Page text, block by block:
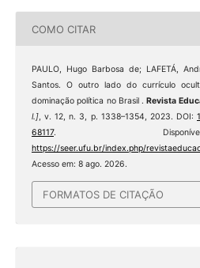
COMO CITAR
PAULO, Hugo Barbosa de; LAFETÁ,
Santos. O outro lado do currículo
dominação política no Brasil .Revista
l.], v. 12, n. 3, p. 1338–1354, 2023. DOI:
68117.
https://seer.ufu.br/index.php/
Acesso em: 8 ago. 2026.
FORMATOS DE CITAÇÃO